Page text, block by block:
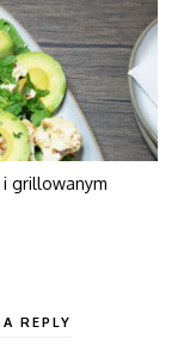
i grillowanym
REPLY